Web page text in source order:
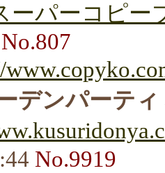
ーパーコピー
No.807
デンパーティ
No.9919